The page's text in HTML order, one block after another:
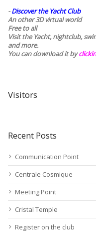
-Discover the Yacht Club
An other 3D virtual world
Free to all
Visit the Yacht, nightclub,
and more.
You can download it by
Visitors
Recent Posts
Communication Point
Centrale Cosmique
Meeting Point
Cristal Temple
Register on the club